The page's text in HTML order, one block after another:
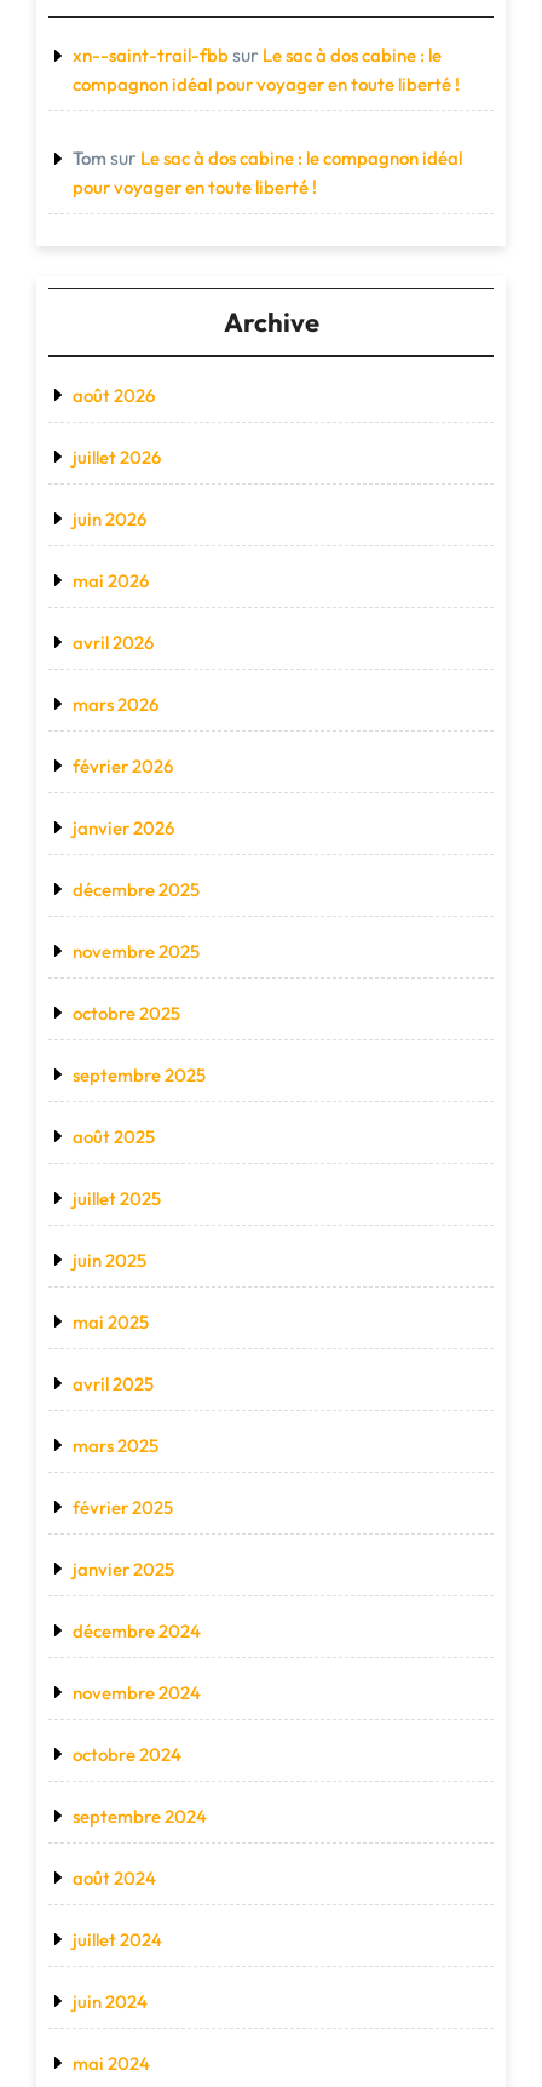
xn--saint-trail-fbbsur Le sac à dos cabine : le
compagnon idéal pour voyager en toute liberté !
Tom sur Le sac à dos cabine : le compagnon idéal
pour voyager en toute liberté !
Archive
août 2026
juillet 2026
juin 2026
mai 2026
avril 2026
mars 2026
février 2026
janvier 2026
décembre 2025
novembre 2025
octobre 2025
septembre 2025
août 2025
juillet 2025
juin 2025
mai 2025
avril 2025
mars 2025
février 2025
janvier 2025
décembre 2024
novembre 2024
octobre 2024
septembre 2024
août 2024
juillet 2024
juin 2024
mai 2024